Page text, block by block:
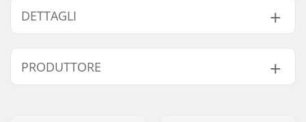
DETTAGLI
Larghezza tavola:
8.5" (21.6cm)
Lunghezza deck:
PRODUTTORE